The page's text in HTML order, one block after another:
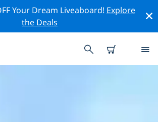
Your Dream Liveaboard! Explore
the Deals